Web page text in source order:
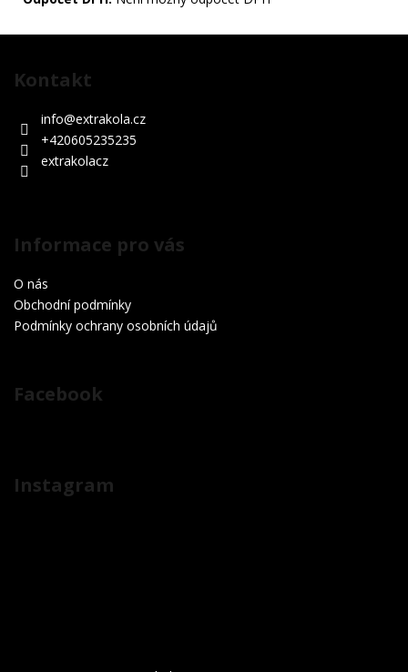
Kontakt
info@extrakola.cz
+420605235235
extrakolacz
Informace pro vás
O nás
Obchodní podmínky
Podmínky ochrany osobních údajů
Facebook
Instagram